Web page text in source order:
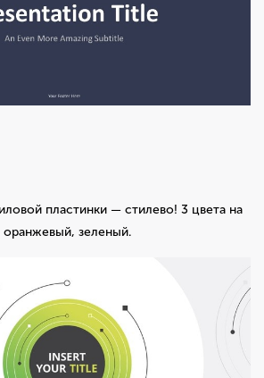
пластинки — стилево! 3 цвета на
зеленый.